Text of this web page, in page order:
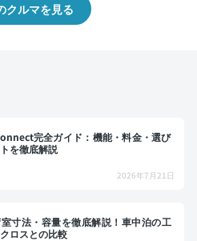
クルマを見る
完全ガイド：機能・料金・選び
を徹底解説
2026年7月21日
寸法・容量を徹底解説！車中泊の工
ロスとの比較